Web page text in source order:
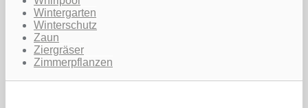
Wintergarten
Winterschutz
Zaun
Ziergräser
Zimmerpflanzen